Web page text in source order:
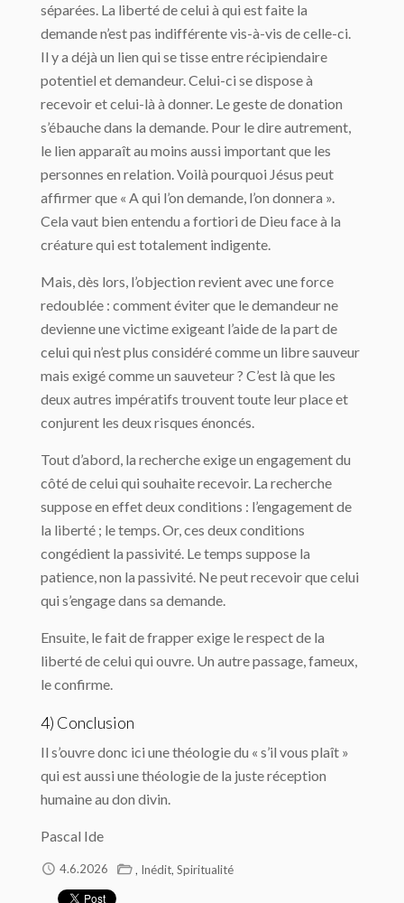
séparées. La liberté de celui à qui est faite la
demande n’est pas indifférente vis-à-vis de celle-ci.
Il y a déjà un lien qui se tisse entre récipiendaire
potentiel et demandeur. Celui-ci se dispose à
recevoir et celui-là à donner. Le geste de donation
s’ébauche dans la demande. Pour le dire autrement,
le lien apparaît au moins aussi important que les
personnes en relation. Voilà pourquoi Jésus peut
affirmer que « A qui l’on demande, l’on donnera ».
Cela vaut bien entendu a fortiori de Dieu face à la
créature qui est totalement indigente.
Mais, dès lors, l’objection revient avec une force
redoublée : comment éviter que le demandeur ne
devienne une victime exigeant l’aide de la part de
celui qui n’est plus considéré comme un libre sauveur
mais exigé comme un sauveteur ? C’est là que les
deux autres impératifs trouvent toute leur place et
conjurent les deux risques énoncés.
Tout d’abord, la recherche exige un engagement du
côté de celui qui souhaite recevoir. La recherche
suppose en effet deux conditions : l’engagement de
la liberté ; le temps. Or, ces deux conditions
congédient la passivité. Le temps suppose la
patience, non la passivité. Ne peut recevoir que celui
qui s’engage dans sa demande.
Ensuite, le fait de frapper exige le respect de la
liberté de celui qui ouvre. Un autre passage, fameux,
le confirme.
4) Conclusion
Il s’ouvre donc ici une théologie du « s’il vous plaît »
qui est aussi une théologie de la juste réception
humaine au don divin.
Pascal Ide
4.6.2026 , Inédit, Spiritualité